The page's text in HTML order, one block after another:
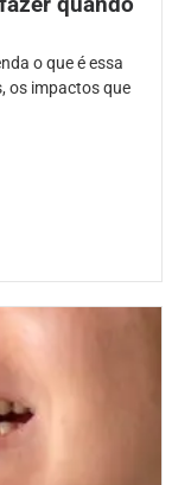
o que é essa
os impactos que